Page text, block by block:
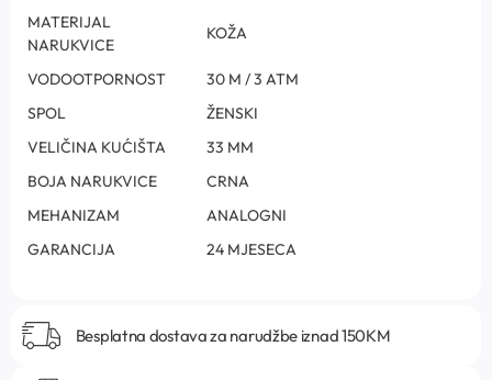
MATERIJAL
NARUKVICE
KOŽA
VODOOTPORNOST
30 M / 3 ATM
SPOL
ŽENSKI
VELIČINA KUĆIŠTA
33 MM
BOJA NARUKVICE
CRNA
MEHANIZAM
ANALOGNI
GARANCIJA
24 MJESECA
Besplatna dostava za narudžbe iznad 150KM